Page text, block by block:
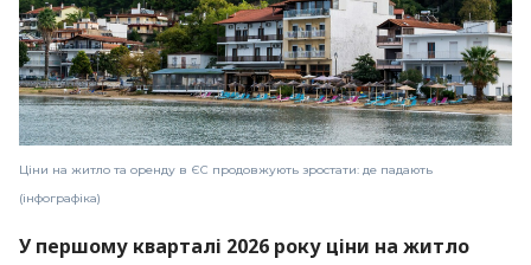
Ціни на житло та оренду в ЄС продовжують зростати: де падають
(інфографіка)
У першому кварталі 2026 року ціни на житло